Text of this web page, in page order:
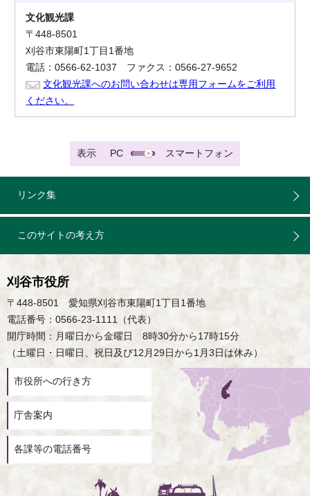
文化観光課
〒448-8501
刈谷市東陽町1丁目1番地
電話：0566-62-1037 ファクス：0566-27-9652
文化観光課へのお問い合わせは専用フォームをご利用
ください。
表示 PC スマートフォン
リンク集
このサイトの考え方
刈谷市役所
〒448-8501 愛知県刈谷市東陽町1丁目1番地
電話番号：0566-23-1111（代表）
開庁時間：月曜日から金曜日 8時30分から17時15分
（土曜日・日曜日、祝日及び12月29日から1月3日は休み）
市役所への行き方
庁舎案内
各課等の電話番号